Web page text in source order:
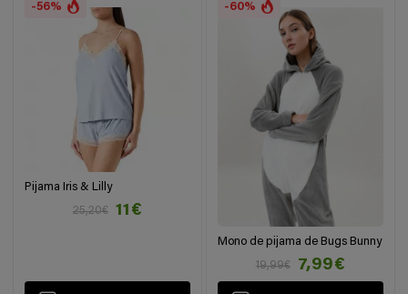
-56%
Pijama Iris & Lilly
25,20€
11€
-60%
Mono de pijama de Bugs Bunny
19,99€
7,99€